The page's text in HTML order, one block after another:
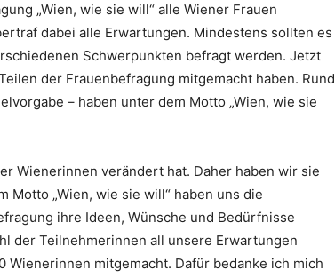
„Wien, wie sie will“ alle Wiener Frauen
dabei alle Erwartungen. Mindestens sollten es
Schwerpunkten befragt werden. Jetzt
der Frauenbefragung mitgemacht haben. Rund
– haben unter dem Motto „Wien, wie sie
Wienerinnen verändert hat. Daher haben wir sie
Motto „Wien, wie sie will“ haben uns die
ihre Ideen, Wünsche und Bedürfnisse
der Teilnehmerinnen all unsere Erwartungen
Wienerinnen mitgemacht. Dafür bedanke ich mich